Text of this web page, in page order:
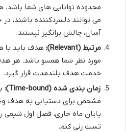
محدوده توانایی های شما باشد.
می توانند دلسردکننده باشند،
آسان، چالش برانگیز نیستند.
مرتبط (Relevant):
هدف باید با
مورد نظر شما همسو باشد. هر
خدمت هدف بلندمدت قرار گیرد.
زمان بندی شده (Time-bound):
مشخص برای دستیابی به هدف
پایان ماه جاری، فصل اول شیمی
تست زنی کنم.